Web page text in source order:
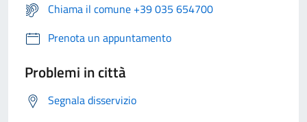
Chiama il comune +39 035 654700
Prenota un appuntamento
Problemi in città
Segnala disservizio